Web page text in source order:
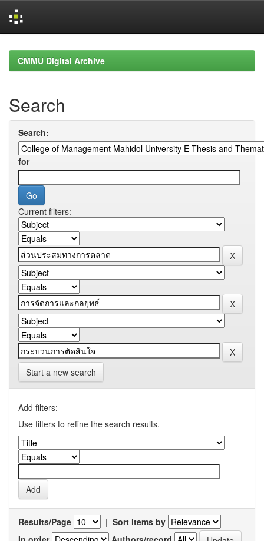
navigationCMMU Digital Archive
Search
Search:
for
Current filters:
Start a new search
Add filters:
Use filters to refine the search results.
Results/Page | Sort items by